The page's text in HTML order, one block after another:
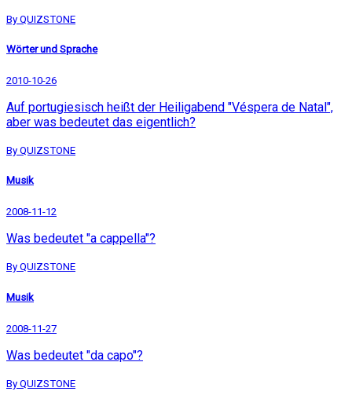
By QUIZSTONE
Wörter und Sprache
2010-10-26
Auf portugiesisch heißt der Heiligabend "Véspera de Natal",
aber was bedeutet das eigentlich?
By QUIZSTONE
Musik
2008-11-12
Was bedeutet "a cappella"?
By QUIZSTONE
Musik
2008-11-27
Was bedeutet "da capo"?
By QUIZSTONE